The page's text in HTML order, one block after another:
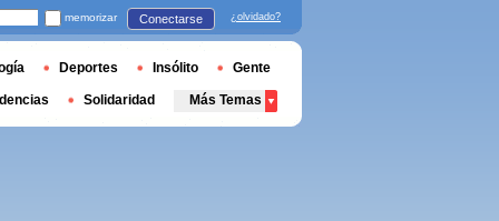
memorizar Conectarse ¿olvidado?
Deportes Insólito Gente
Solidaridad Más Temas